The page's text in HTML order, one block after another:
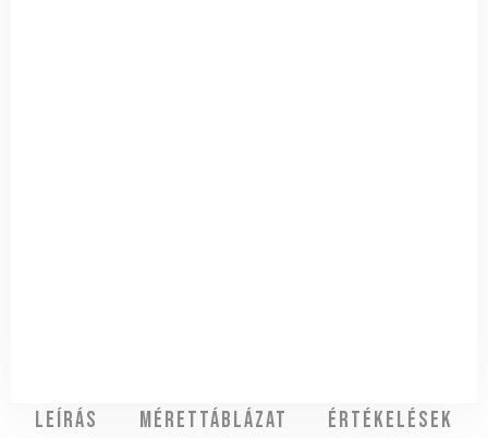
Leírás Mérettáblázat
Értékelések